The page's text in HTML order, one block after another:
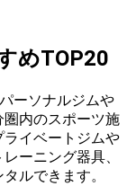
めTOP20
ーソナルジムや
内のスポーツ施
イベートジムや
ーニング器具、
ルできます。